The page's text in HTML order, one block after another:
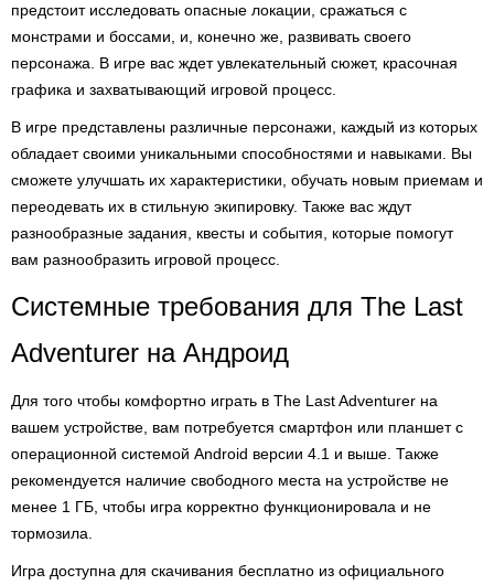
предстоит исследовать опасные локации, сражаться с
монстрами и боссами, и, конечно же, развивать своего
персонажа. В игре вас ждет увлекательный сюжет, красочная
графика и захватывающий игровой процесс.
В игре представлены различные персонажи, каждый из которых
обладает своими уникальными способностями и навыками. Вы
сможете улучшать их характеристики, обучать новым приемам и
переодевать их в стильную экипировку. Также вас ждут
разнообразные задания, квесты и события, которые помогут
вам разнообразить игровой процесс.
Системные требования для The Last
Adventurer на Андроид
Для того чтобы комфортно играть в The Last Adventurer на
вашем устройстве, вам потребуется смартфон или планшет с
операционной системой Android версии 4.1 и выше. Также
рекомендуется наличие свободного места на устройстве не
менее 1 ГБ, чтобы игра корректно функционировала и не
тормозила.
Игра доступна для скачивания бесплатно из официального